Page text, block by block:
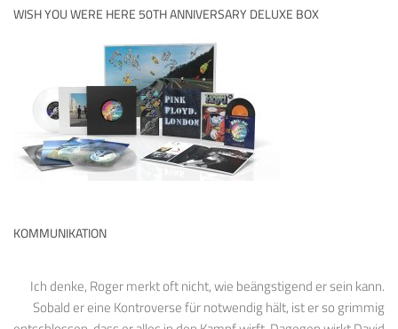
WISH YOU WERE HERE 50TH ANNIVERSARY DELUXE BOX
KOMMUNIKATION
Ich denke, Roger merkt oft nicht, wie beängstigend er sein kann.
Sobald er eine Kontroverse für notwendig hält, ist er so grimmig